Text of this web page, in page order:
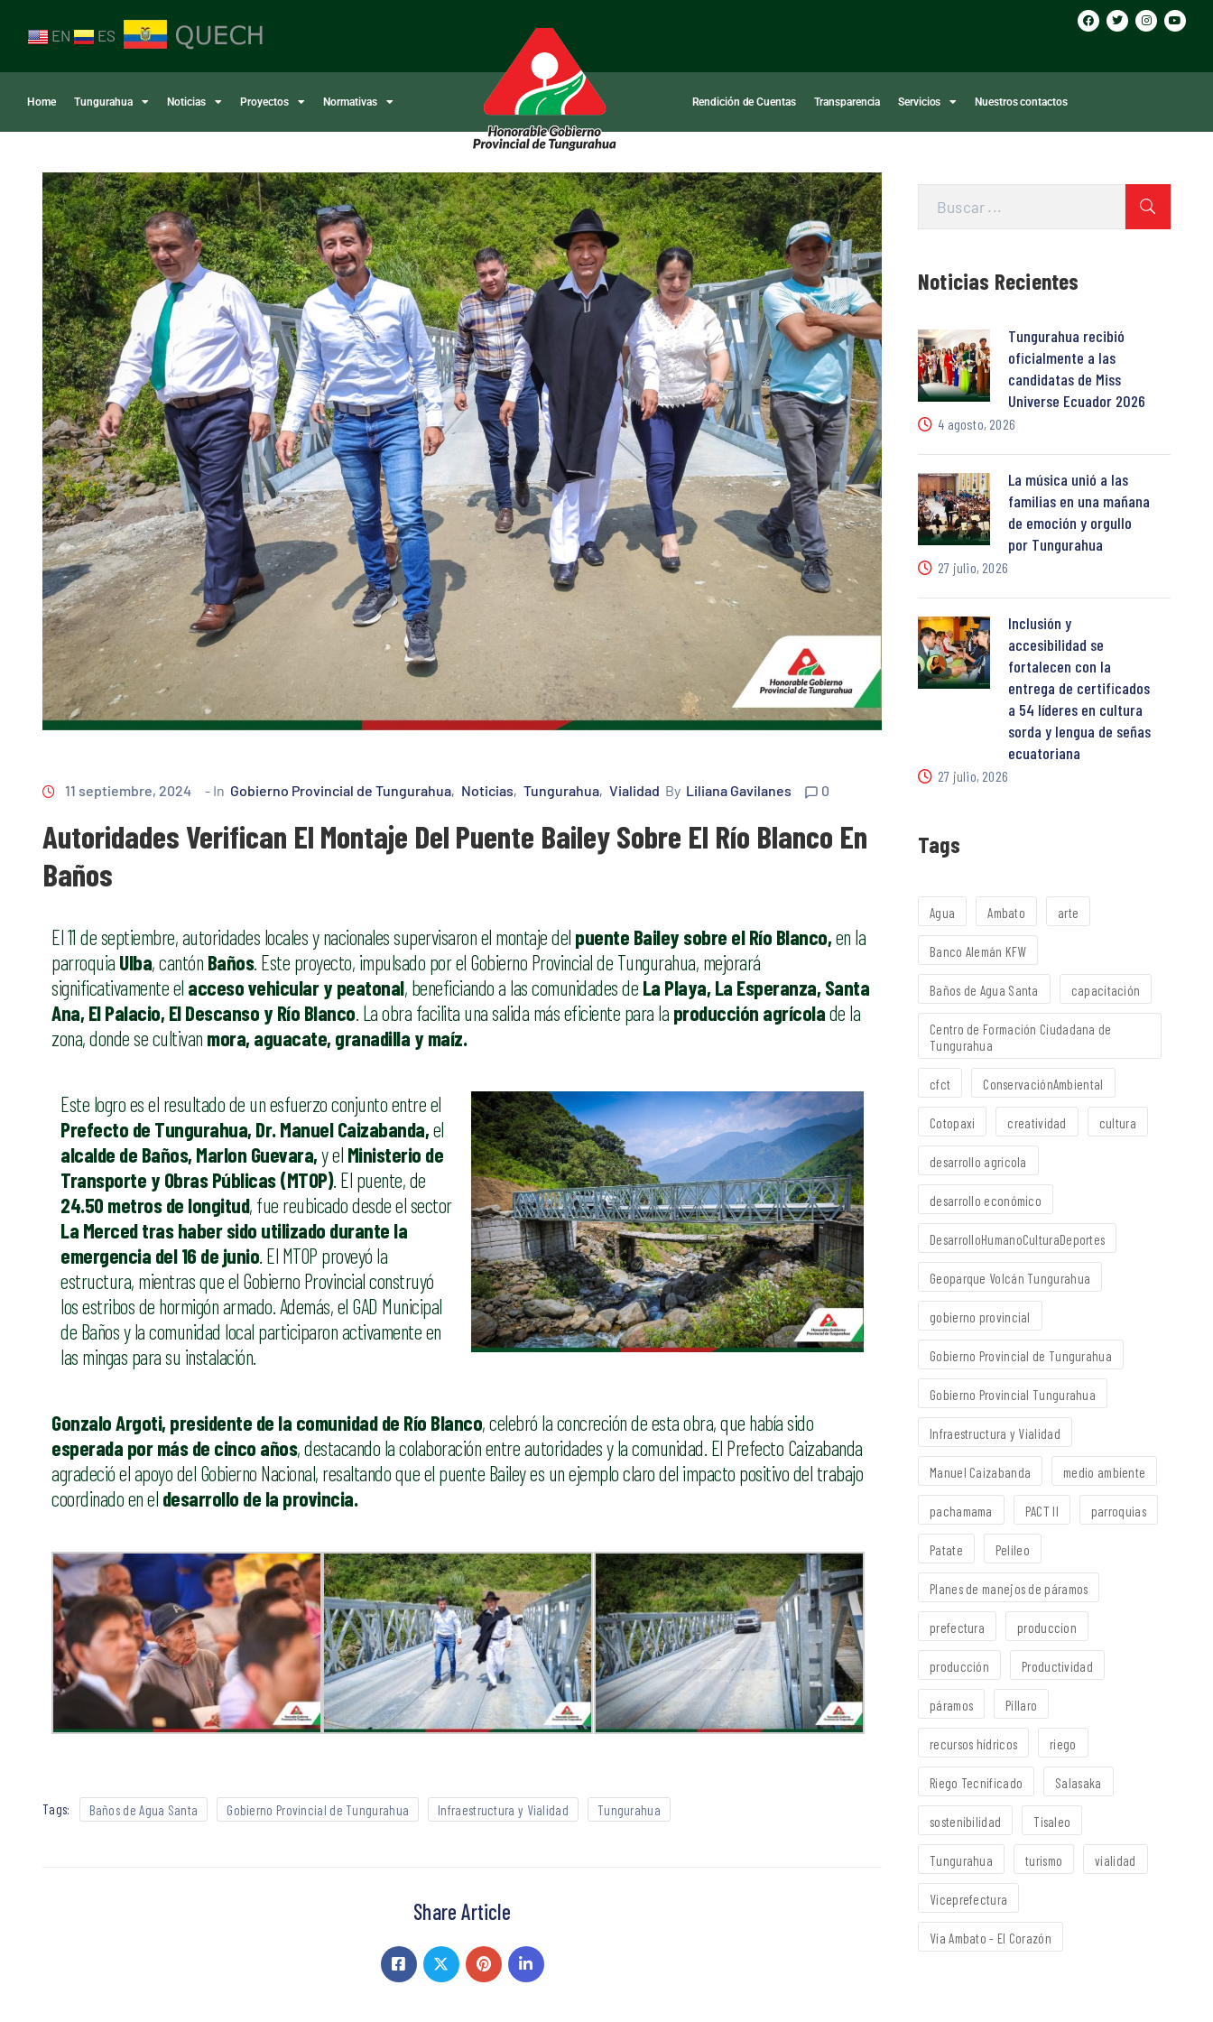
EN ES
Home Tungurahua Noticias Proyectos Normativas Rendición de Cuentas Transparencia Servicios Nuestros contactos
11 septiembre, 2024 - In Gobierno Provincial de Tungurahua‚ Noticias‚ Tungurahua‚ Vialidad By Liliana Gavilanes 0
Autoridades Verifican El Montaje Del Puente Bailey Sobre El Río Blanco En
Baños
El 11 de septiembre, autoridades locales y nacionales supervisaron el montaje del puente Bailey sobre el Río Blanco,en la
parroquia Ulba, cantón Baños. Este proyecto, impulsado por el Gobierno Provincial de Tungurahua, mejorará
significativamente el acceso vehicular y peatonal, beneficiando a las comunidades de La Playa, La Esperanza, Santa
Ana, El Palacio, El Descanso y Río Blanco. La obra facilita una salida más eficiente para la producción agrícolade la
zona, donde se cultivan mora, aguacate, granadilla y maíz.
Este logro es el resultado de un esfuerzo conjunto entre el
Prefecto de Tungurahua, Dr. Manuel Caizabanda,el
alcalde de Baños, Marlon Guevara,y el Ministerio de
Transporte y Obras Públicas (MTOP). El puente, de
24.50 metros de longitud, fue reubicado desde el sector
La Merced tras haber sido utilizado durante la
emergencia del 16 de junio. El MTOP proveyó la
estructura, mientras que el Gobierno Provincial construyó
los estribos de hormigón armado. Además, el GAD Municipal
de Baños y la comunidad local participaron activamente en
las mingas para su instalación.
Gonzalo Argoti, presidente de la comunidad de Río Blanco, celebró la concreción de esta obra, que había sido
esperada por más de cinco años, destacando la colaboración entre autoridades y la comunidad. El Prefecto Caizabanda
agradeció el apoyo del Gobierno Nacional, resaltando que el puente Bailey es un ejemplo claro del impacto positivo del trabajo
coordinado en el desarrollo de la provincia.
Tags: Baños de Agua Santa Gobierno Provincial de Tungurahua Infraestructura y Vialidad Tungurahua
Share Article
Noticias Recientes
Tungurahua recibió
oficialmente a las
candidatas de Miss
Universe Ecuador 2026
4 agosto, 2026
La música unió a las
familias en una mañana
de emoción y orgullo
por Tungurahua
27 julio, 2026
Inclusión y
accesibilidad se
fortalecen con la
entrega de certificados
a 54 líderes en cultura
sorda y lengua de señas
ecuatoriana
27 julio, 2026
Tags
Agua Ambato arte
Banco Alemán KFW
Baños de Agua Santa capacitación
Centro de Formación Ciudadana de
Tungurahua
cfct ConservaciónAmbiental
Cotopaxi creatividad cultura
desarrollo agrícola
desarrollo económico
DesarrolloHumanoCulturaDeportes
Geoparque Volcán Tungurahua
gobierno provincial
Gobierno Provincial de Tungurahua
Gobierno Provincial Tungurahua
Infraestructura y Vialidad
Manuel Caizabanda medio ambiente
pachamama PACT II parroquias
Patate Pelileo
Planes de manejos de páramos
prefectura produccion
producción Productividad
páramos Píllaro
recursos hídricos riego
Riego Tecnificado Salasaka
sostenibilidad Tisaleo
Tungurahua turismo vialidad
Viceprefectura
Vía Ambato - El Corazón